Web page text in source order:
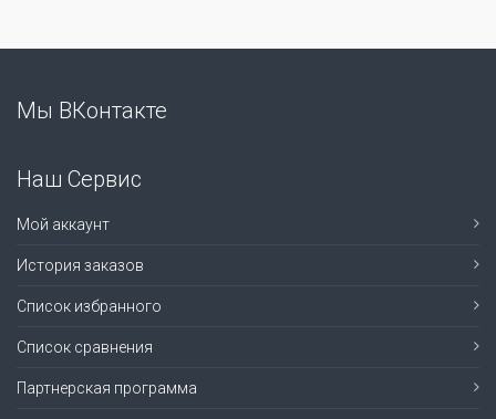
Мы ВКонтакте
Наш Сервис
Мой аккаунт
История заказов
Список избранного
Список сравнения
Партнерская программа